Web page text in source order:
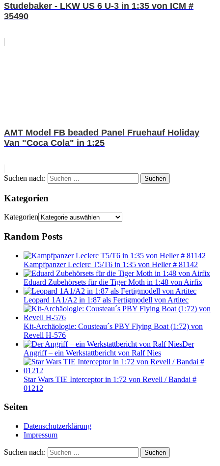
Studebaker - LKW US 6 U-3 in 1:35 von ICM #
35490
AMT Model FB beaded Panel Fruehauf Holiday
Van "Coca Cola" in 1:25
Suchen nach: Suchen
Kategorien
Kategorien
Random Posts
Kampfpanzer Leclerc T5/T6 in 1:35 von Heller # 81142
Eduard Zubehörsets für die Tiger Moth in 1:48 von Airfix
Leopard 1A1/A2 in 1:87 als Fertigmodell von Artitec
Kit-Archäologie: Cousteau´s PBY Flying Boat (1:72) von
Revell H-576
Der
Angriff – ein Werkstattbericht von Ralf Nies
Star Wars TIE Interceptor in 1:72 von Revell / Bandai #
01212
Seiten
Datenschutzerklärung
Impressum
Suchen nach: Suchen